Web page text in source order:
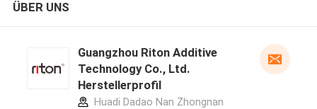
ÜBER UNS
Guangzhou Riton Additive
Technology Co., Ltd.
Herstellerprofil
Huadi Dadao Nan Zhongnan